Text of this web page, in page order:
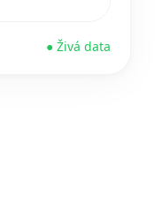
● Živá data